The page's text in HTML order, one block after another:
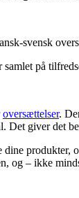
på
oversættelser.
Det giver det
produkter,
og – ikke